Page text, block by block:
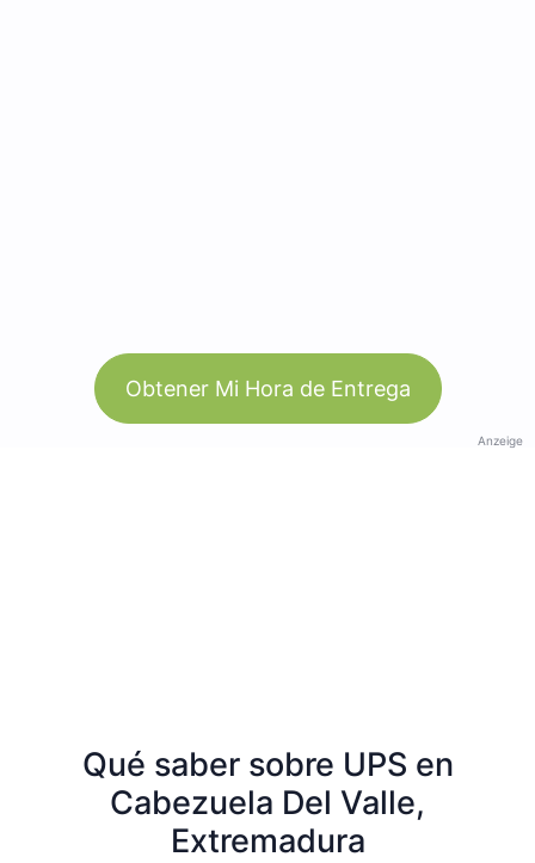
Obtener Mi Hora de Entrega
Anzeige
Qué saber sobre UPS en
Cabezuela Del Valle,
Extremadura